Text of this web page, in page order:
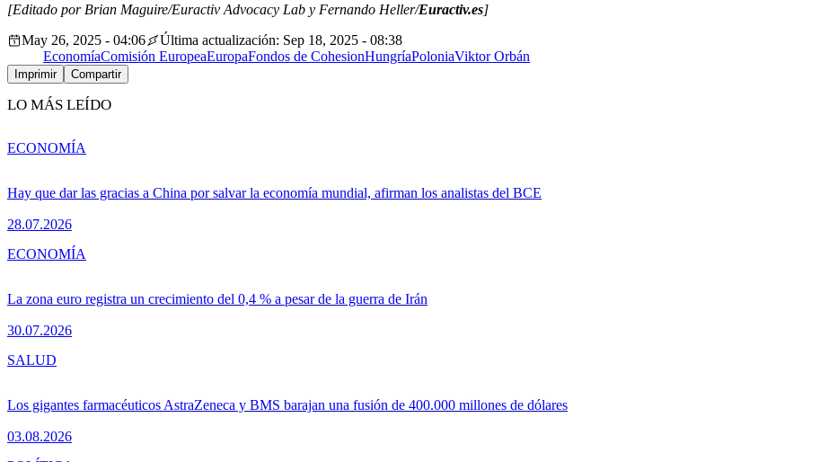
[Editado por Brian Maguire/Euractiv Advocacy Lab y Fernando Heller/Euractiv.es]
May 26, 2025 - 04:06
Última actualización: Sep 18, 2025 - 08:38
EconomíaComisión EuropeaEuropaFondos de CohesionHungríaPoloniaViktor Orbán
Imprimir Compartir
LO MÁS LEÍDO
Hay que dar las gracias a China por salvar la economía mundial, afirman los analistas del BCE
28.07.2026
ECONOMÍA
La zona euro registra un crecimiento del 0,4 % a pesar de la guerra de Irán
30.07.2026
ECONOMÍA
Los gigantes farmacéuticos AstraZeneca y BMS barajan una fusión de 400.000 millones de dólares
03.08.2026
SALUD